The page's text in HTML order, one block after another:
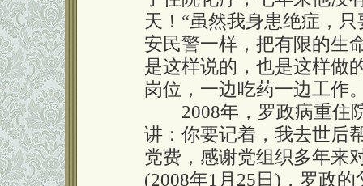
天！“虽然我身患绝症，
安民警一样，把有限的生
是这样说的，也是这样做
岗位，一边吃药一边工作
2008年，罗政病重住
讲：你要记着，我去世后
党费，感谢党组织多年来
(2008年1月25日)，罗政